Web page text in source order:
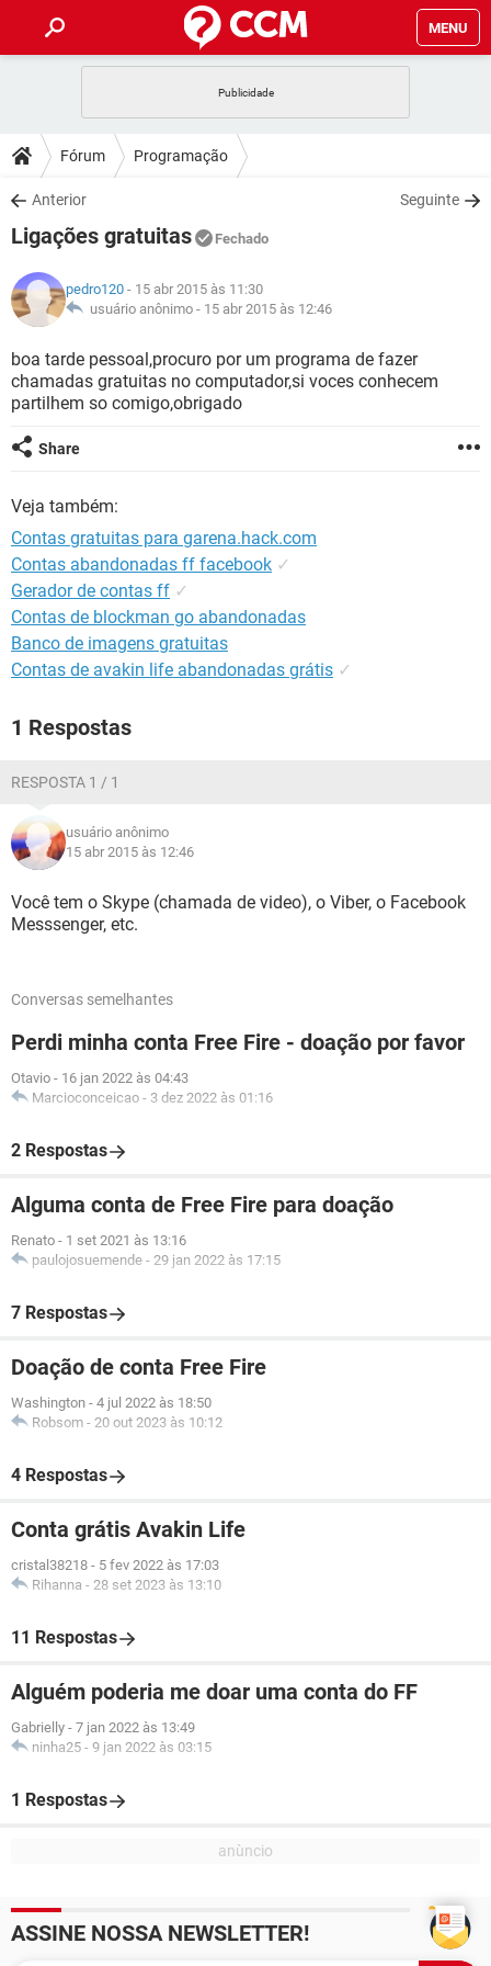
MENU
CELULAR
OUTLOOK
INSTAGRAM GMAIL
GUIA DE COMPRAS
DICAS
JOGOS
INSTAGRAM GMAIL
GUIA DE COMPRAS
DOWNLOADS
JOGOS WHATSAPP
CELULAR
OUTLOOK EXCEL
INSTAGRAM
GUIA DE COMPRAS
FÓRUM
JOGOS WHATSAPP
CELULAR
OUTLOOK EXCEL
INSTAGRAM
GUIA DE COMPRAS
GLOSSÁRIO
CELULAR FACEBOOK
INSTAGRAM
GUIA DE COMPRAS
Fórum Programação
Anterior Seguinte
Ligações gratuitas Fechado
pedro120 - 15 abr 2015 às 11:30
usuário anônimo - 15 abr 2015 às 12:46
boa tarde pessoal,procuro por um programa de fazer
chamadas gratuitas no computador,si voces conhecem
partilhem so comigo,obrigado
Share
Veja também:
Contas gratuitas para garena.hack.com
Contas abandonadas ff facebook ✓
Gerador de contas ff ✓
Contas de blockman go abandonadas
Banco de imagens gratuitas
Contas de avakin life abandonadas grátis ✓
1 Respostas
RESPOSTA 1 / 1
usuário anônimo
15 abr 2015 às 12:46
Você tem o Skype (chamada de video), o Viber, o Facebook
Messsenger, etc.
Conversas semelhantes
Perdi minha conta Free Fire - doação por favor
Otavio - 16 jan 2022 às 04:43
Marcioconceicao - 3 dez 2022 às 01:16
2 Respostas
Alguma conta de Free Fire para doação
Renato - 1 set 2021 às 13:16
paulojosuemende - 29 jan 2022 às 17:15
7 Respostas
Doação de conta Free Fire
Washington - 4 jul 2022 às 18:50
Robsom - 20 out 2023 às 10:12
4 Respostas
Conta grátis Avakin Life
cristal38218 - 5 fev 2022 às 17:03
Rihanna - 28 set 2023 às 13:10
11 Respostas
Alguém poderia me doar uma conta do FF
Gabrielly - 7 jan 2022 às 13:49
ninha25 - 9 jan 2022 às 03:15
1 Respostas
ASSINE NOSSA NEWSLETTER!